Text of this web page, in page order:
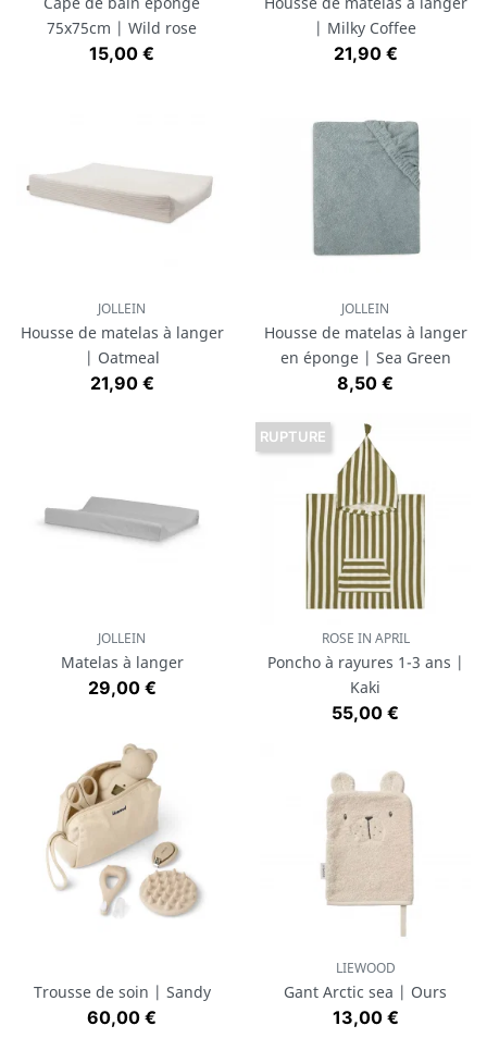
75x75cm | Wild rose
Prix
15,00 €
| Milky Coffee
Prix
21,90 €
JOLLEIN
Housse de matelas à langer
| Oatmeal
Prix
21,90 €
JOLLEIN
Housse de matelas à langer
en éponge | Sea Green
Prix
8,50 €
JOLLEIN
Matelas à langer
Prix
29,00 €
ROSE IN APRIL
Poncho à rayures 1-3 ans |
Kaki
Prix
55,00 €
RUPTURE
Trousse de soin | Sandy
Prix
60,00 €
LIEWOOD
Gant Arctic sea | Ours
Prix
13,00 €